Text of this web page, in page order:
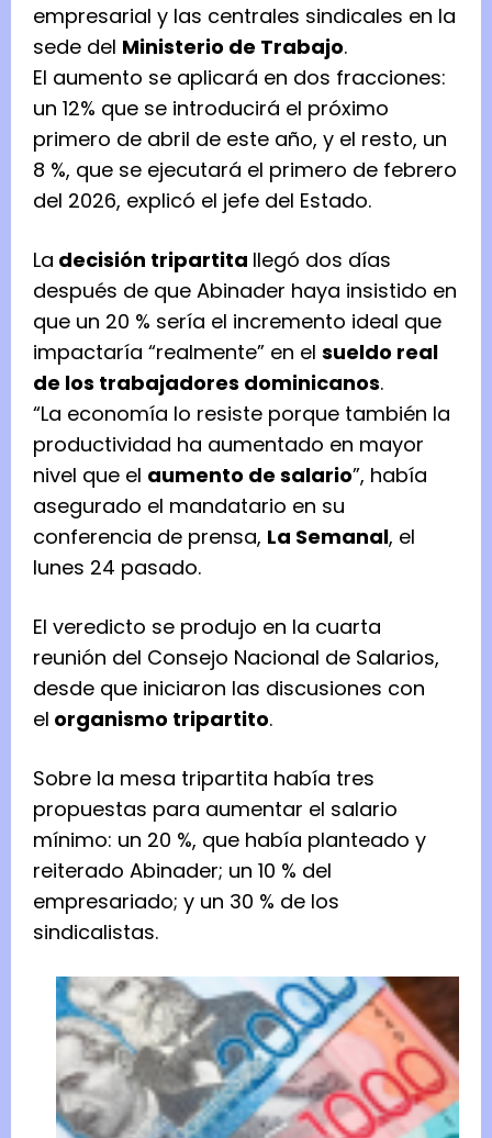
empresarial y las centrales sindicales en la
sede del Ministerio de Trabajo.
El aumento se aplicará en dos fracciones:
un 12% que se introducirá el próximo
primero de abril de este año, y el resto, un
8 %, que se ejecutará el primero de febrero
del 2026, explicó el jefe del Estado.
La decisión tripartita llegó dos días
después de que Abinader haya insistido en
que un 20 % sería el incremento ideal que
impactaría “realmente” en el sueldo real
de los trabajadores dominicanos.
“La economía lo resiste porque también la
productividad ha aumentado en mayor
nivel que el aumento de salario”, había
asegurado el mandatario en su
conferencia de prensa, La Semanal, el
lunes 24 pasado.
El veredicto se produjo en la cuarta
reunión del Consejo Nacional de Salarios,
desde que iniciaron las discusiones con
el organismo tripartito.
Sobre la mesa tripartita había tres
propuestas para aumentar el salario
mínimo: un 20 %, que había planteado y
reiterado Abinader; un 10 % del
empresariado; y un 30 % de los
sindicalistas.